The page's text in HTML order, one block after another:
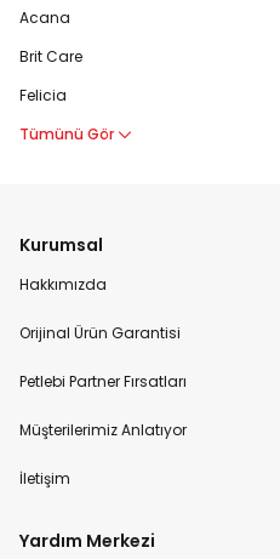
Acana
Brit Care
Felicia
Tümünü Gör
Kurumsal
Hakkımızda
Orijinal Ürün Garantisi
Petlebi Partner Fırsatları
Müşterilerimiz Anlatıyor
İletişim
Yardım Merkezi